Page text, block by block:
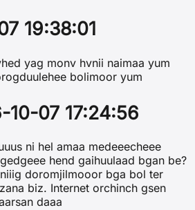
19:38:01
yag monv hvnii naimaa yum
bolimoor yum
10-07 17:24:56
ni hel amaa medeeecheee
hend gaihuulaad bgan be?
doromjilmooor bga bol ter
biz. Internet orchinch gsen
daaa